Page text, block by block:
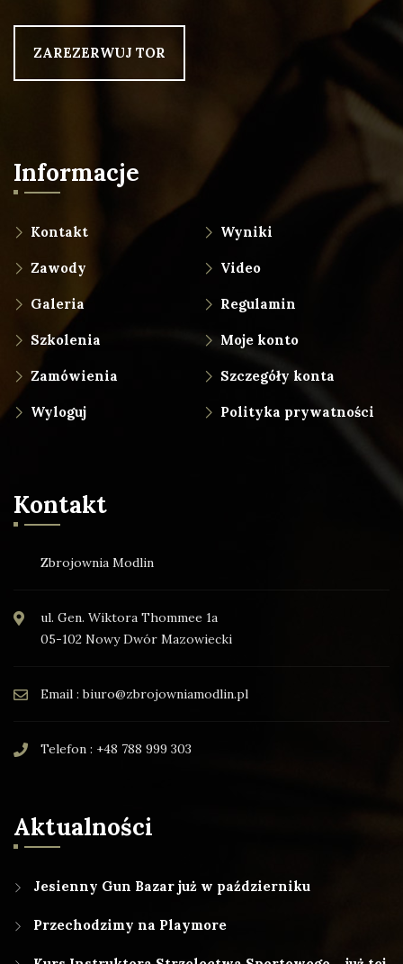
ZAREZERWUJ TOR
Informacje
Kontakt Wyniki
Zawody Video
Galeria Regulamin
Szkolenia Moje konto
Zamówienia Szczegóły konta
Wyloguj Polityka prywatności
Kontakt
Zbrojownia Modlin
ul. Gen. Wiktora Thommee 1a
05-102 Nowy Dwór Mazowiecki
Email : biuro@zbrojowniamodlin.pl
Telefon : +48 788 999 303
Aktualności
Jesienny Gun Bazar już w październiku
Przechodzimy na Playmore